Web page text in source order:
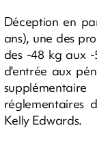
Déception en
ans), une des
des -48 kg aux
d'entrée aux
réglementaires
Kelly Edwards.